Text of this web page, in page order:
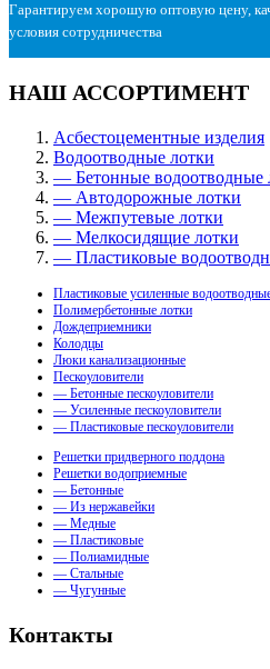
Гарантируем хорошую оптовую цену,
условия сотрудничества
НАШ АССОРТИМЕНТ
Асбестоцементные изделия
Водоотводные лотки
— Бетонные водоотводные
— Автодорожные лотки
— Межпутевые лотки
— Мелкосидящие лотки
— Пластиковые
Пластиковые усиленные
Полимербетонные лотки
Дождеприемники
Колодцы
Люки канализационные
Пескоуловители
— Бетонные пескоуловители
— Усиленные пескоуловители
— Пластиковые пескоуловители
Решетки придверного поддона
Решетки водоприемные
— Бетонные
— Из нержавейки
— Медные
— Пластиковые
— Полиамидные
— Стальные
— Чугунные
Контакты